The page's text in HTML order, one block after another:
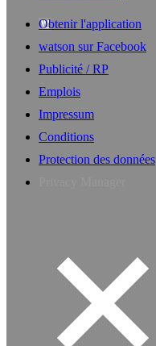
Obtenir l'application
watson sur Facebook
Publicité / RP
Emplois
Impressum
Conditions
Protection des données